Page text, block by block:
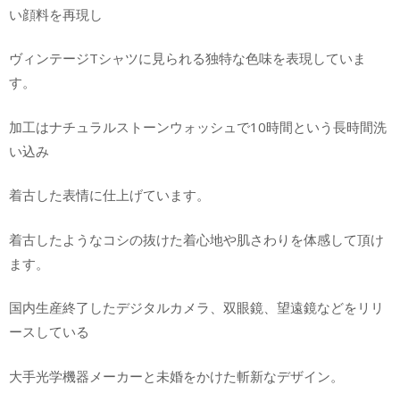
い顔料を再現し
ヴィンテージTシャツに見られる独特な色味を表現していま
す。
加工はナチュラルストーンウォッシュで10時間という長時間洗
い込み
着古した表情に仕上げています。
着古したようなコシの抜けた着心地や肌さわりを体感して頂け
ます。
国内生産終了したデジタルカメラ、双眼鏡、望遠鏡などをリリ
ースしている
大手光学機器メーカーと未婚をかけた斬新なデザイン。